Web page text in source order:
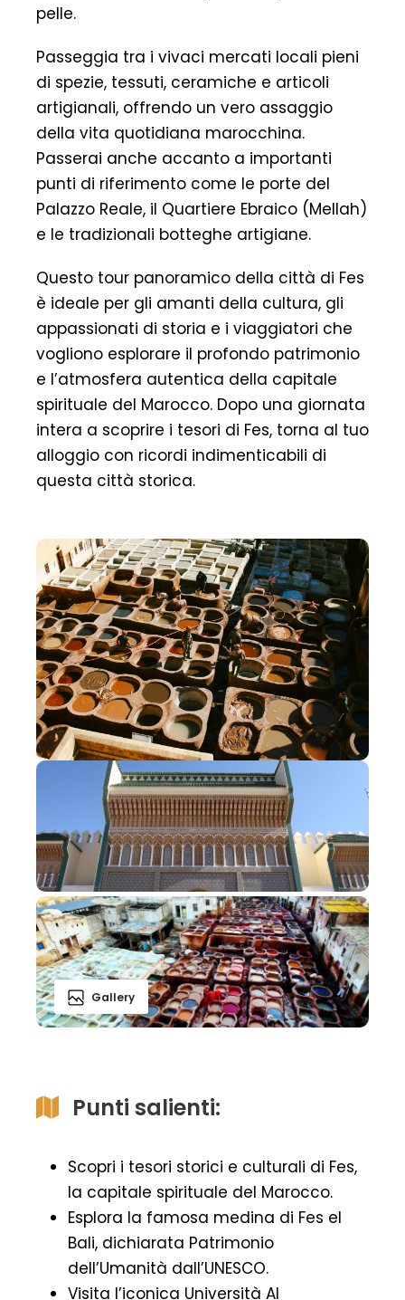
pelle.
Passeggia tra i vivaci mercati locali pieni
di spezie, tessuti, ceramiche e articoli
artigianali, offrendo un vero assaggio
della vita quotidiana marocchina.
Passerai anche accanto a importanti
punti di riferimento come le porte del
Palazzo Reale, il Quartiere Ebraico (Mellah)
e le tradizionali botteghe artigiane.
Questo tour panoramico della città di Fes
è ideale per gli amanti della cultura, gli
appassionati di storia e i viaggiatori che
vogliono esplorare il profondo patrimonio
e l’atmosfera autentica della capitale
spirituale del Marocco. Dopo una giornata
intera a scoprire i tesori di Fes, torna al tuo
alloggio con ricordi indimenticabili di
questa città storica.
Gallery
Punti salienti:
Scopri i tesori storici e culturali di Fes,
la capitale spirituale del Marocco.
Esplora la famosa medina di Fes el
Bali, dichiarata Patrimonio
dell’Umanità dall’UNESCO.
Visita l’iconica Università Al